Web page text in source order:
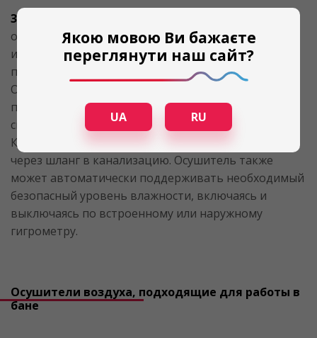
3.
осушители воздуха. Установленный стационарный
или мобильный осушитель включается сразу после
пользования баней или в любой нужный момент.
Оптимальный уровень влажности выставляется
пультом управления или в настройках на панели,
смотря какой тип осушителя Вы приборели.
Конденсат собирается в емкость или удаляется
через шланг в канализацию. Осушитель также
может автоматически поддерживать необходимый
безопасный уровень влажности, включаясь и
выключаясь по встроенному или наружному
гигрометру.
Осушители воздуха, подходящие для работы в
бане
Якою мовою Ви бажаєте
переглянути наш сайт?
UA RU